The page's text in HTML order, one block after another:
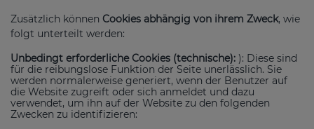
Zusätzlich können Cookies abhängig von ihrem Zweck, wie
folgt unterteilt werden:
Unbedingt erforderliche Cookies (technische): ): Diese sind
für die reibungslose Funktion der Seite unerlässlich. Sie
werden normalerweise generiert, wenn der Benutzer auf
die Website zugreift oder sich anmeldet und dazu
verwendet, um ihn auf der Website zu den folgenden
Zwecken zu identifizieren: